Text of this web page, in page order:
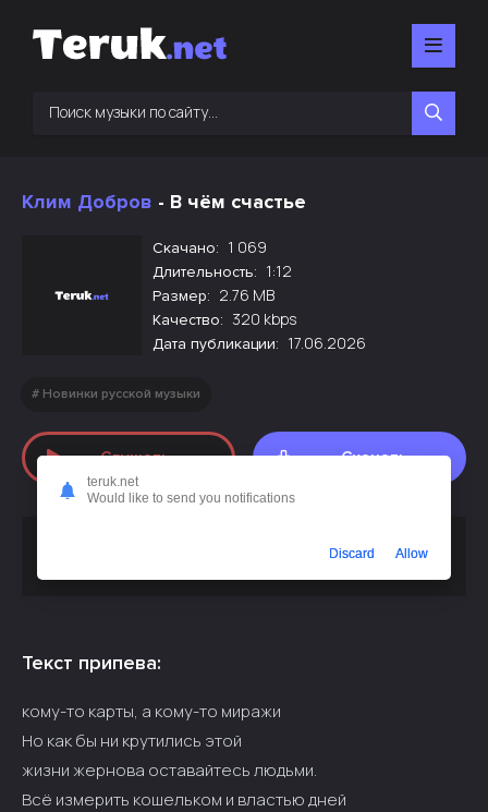
Клим Добров - В чём счастье
Скачано: 1 069
Длительность: 1:12
Размер: 2.76 MB
Качество: 320 kbps
Дата публикации: 17.06.2026
Новинки русской музыки
Слушать Скачать
Клим Добров - В чём счастье
или
Текст припева:
кому-то карты, а кому-то миражи
Но как бы ни крутились этой
жизни жернова оставайтесь людьми.
Всё измерить кошельком и властью дней
teruk.net
Would like to send you notifications
Discard Allow